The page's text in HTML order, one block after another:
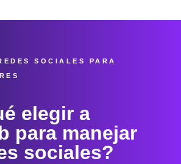
SOCIALES PARA
elegir a
para manejar
sociales?